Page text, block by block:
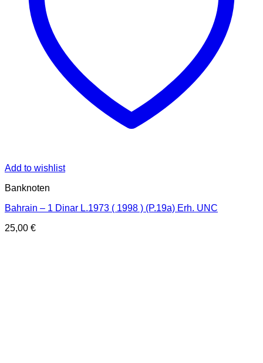
Add to wishlist
Banknoten
Bahrain – 1 Dinar L.1973 ( 1998 ) (P.19a) Erh. UNC
25,00 €